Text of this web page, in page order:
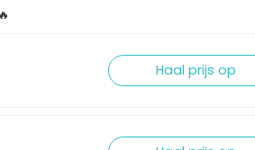
Haal prijs op